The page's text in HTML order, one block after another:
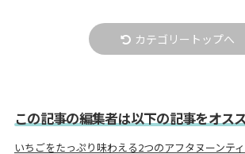
カテゴリートップへ
この記事の編集者は以下の記事をオス
いちごをたっぷり味わえる2つのアフタヌーンテ